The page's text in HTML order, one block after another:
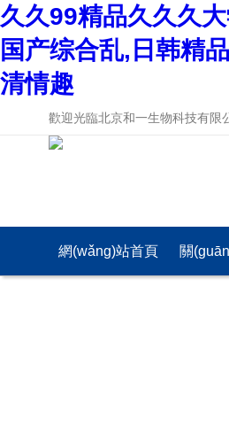
久久99精品久久久
国产综合乱,日韩精
清情趣
歡迎光臨北京和一生物科技有限公
網(wǎng)站首頁 關